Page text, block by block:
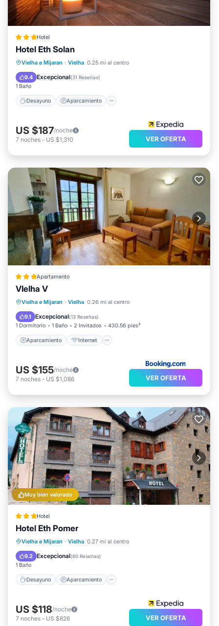
Hotel
Hotel Eth Solan
Vielha e Mijaran · Vielha 0.25 mi al centro
9.4 Excepcional(31 Reseñas)
1 Baño
Desayuno Aparcamiento
Desayuno Aparcamiento
Esquí
US $187/noche
7 noches - US $1,310 VER OFERTA
Apartamento
VIelha V
Vielha e Mijaran · Vielha 0.26 mi al centro
9.1 Excepcional(13 Reseñas)
1 Dormitorio 1 Baño 2 Invitados 430.56 pies²
Aparcamiento Internet
Aparcamiento
Internet
Apto para niños
US $155/noche
7 noches - US $1,086 VER OFERTA
Muy bien valorado
Hotel
Hotel Eth Pomer
Vielha e Mijaran · Vielha 0.27 mi al centro
9.2 Excepcional(60 Reseñas)
1 Baño
Desayuno Aparcamiento
Desayuno Aparcamiento
Balcón/Terraza
US $118/noche
7 noches - US $826 VER OFERTA